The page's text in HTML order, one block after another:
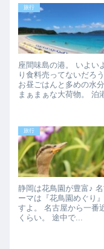
旅行
座間味島の港。 いよい
り食料売ってないだろ
お昼ごはんと多めの水
まぁまぁな大荷物。 泊
旅行
静岡は花鳥園が豊富♪
ーマは『花鳥園めぐり
すよ。 名古屋から一番
くらい。 途中で...